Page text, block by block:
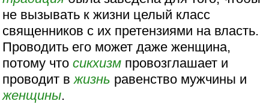
не вызывать к жизни целый класс
священников с их претензиями на власть.
Проводить его может даже женщина,
потому чтосикхизм провозглашает и
проводит вжизнь равенство мужчины и
женщины.